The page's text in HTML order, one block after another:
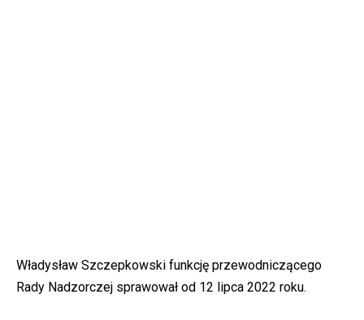
Władysław Szczepkowski funkcję przewodniczącego
Rady Nadzorczej sprawował od 12 lipca 2022 roku.